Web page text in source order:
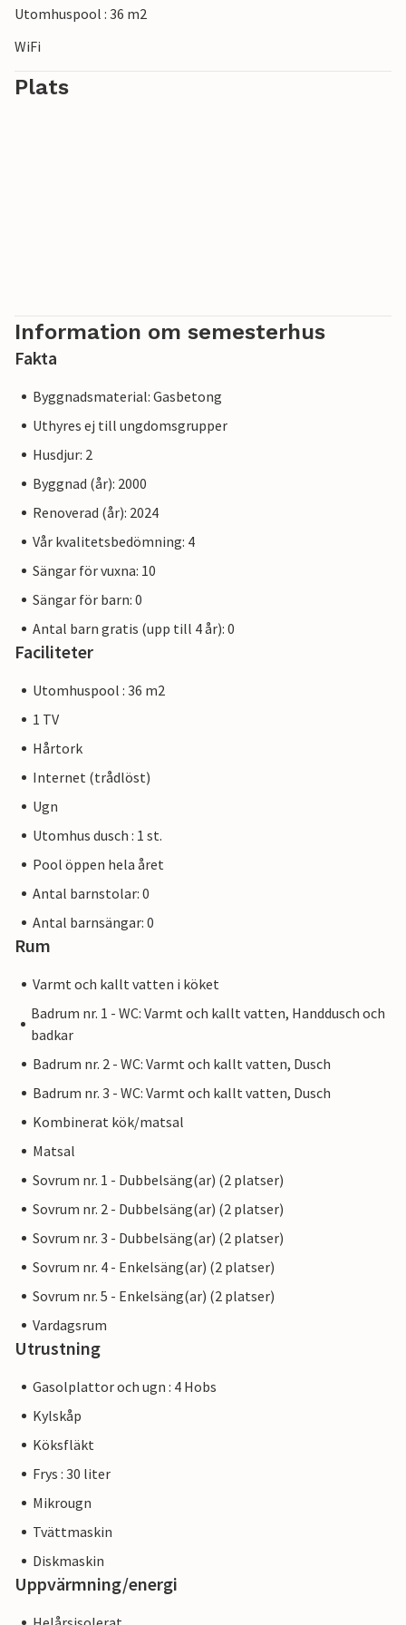
Utomhuspool : 36 m2
WiFi
Plats
Information om semesterhus
Fakta
Byggnadsmaterial: Gasbetong
Uthyres ej till ungdomsgrupper
Husdjur: 2
Byggnad (år): 2000
Renoverad (år): 2024
Vår kvalitetsbedömning: 4
Sängar för vuxna: 10
Sängar för barn: 0
Antal barn gratis (upp till 4 år): 0
Faciliteter
Utomhuspool : 36 m2
1 TV
Hårtork
Internet (trådlöst)
Ugn
Utomhus dusch : 1 st.
Pool öppen hela året
Antal barnstolar: 0
Antal barnsängar: 0
Rum
Varmt och kallt vatten i köket
Badrum nr. 1 - WC: Varmt och kallt vatten, Handdusch och
badkar
Badrum nr. 2 - WC: Varmt och kallt vatten, Dusch
Badrum nr. 3 - WC: Varmt och kallt vatten, Dusch
Kombinerat kök/matsal
Matsal
Sovrum nr. 1 - Dubbelsäng(ar) (2 platser)
Sovrum nr. 2 - Dubbelsäng(ar) (2 platser)
Sovrum nr. 3 - Dubbelsäng(ar) (2 platser)
Sovrum nr. 4 - Enkelsäng(ar) (2 platser)
Sovrum nr. 5 - Enkelsäng(ar) (2 platser)
Vardagsrum
Utrustning
Gasolplattor och ugn : 4 Hobs
Kylskåp
Köksfläkt
Frys : 30 liter
Mikrougn
Tvättmaskin
Diskmaskin
Uppvärmning/energi